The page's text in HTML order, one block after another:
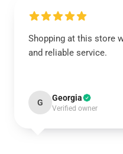
Shopping at this store
and reliable service.
G Georgia
Verified owner